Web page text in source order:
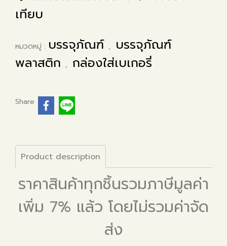
เทียบ
หมวดหมู่ : บรรจุภัณฑ์ ,
บรรจุภัณฑ์
พลาสติก , กล่องใส่เบเกอรี่
Share
Product description
ราคาสินค้าทุกชิ้นรวมภาษีมูลค่า
เพิ่ม 7% แล้ว โดยไม่รวมค่าจัด
ส่ง